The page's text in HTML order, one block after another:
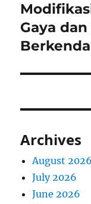
Next
post:
Gaya
Archives
August 2026
July 2026
June 2026